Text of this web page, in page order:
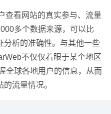
查看网站的真实参与、流量
多个数据来源，可以比
分析的准确性。与其他一些
不仅仅着眼于某个地区
全球各地用户的信息，从而
流量情况。